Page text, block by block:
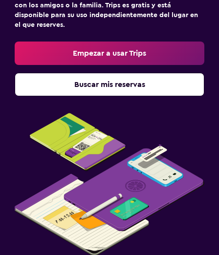
con los amigos o la familia. Trips es gratis y está
disponible para su uso independientemente del lugar en
el que reserves.
Empezar a usar Trips
Buscar mis reservas